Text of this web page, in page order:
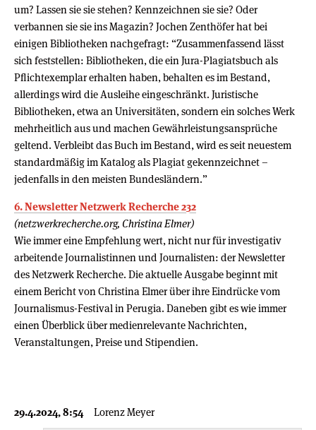
um? Lassen sie sie stehen? Kennzeichnen sie sie? Oder
verbannen sie sie ins Magazin? Jochen Zenthöfer hat bei
einigen Bibliotheken nachgefragt: “Zusammenfassend lässt
sich feststellen: Bibliotheken, die ein Jura-Plagiatsbuch als
Pflichtexemplar erhalten haben, behalten es im Bestand,
allerdings wird die Ausleihe eingeschränkt. Juristische
Bibliotheken, etwa an Universitäten, sondern ein solches Werk
mehrheitlich aus und machen Gewährleistungsansprüche
geltend. Verbleibt das Buch im Bestand, wird es seit neuestem
standardmäßig im Katalog als Plagiat gekennzeichnet –
jedenfalls in den meisten Bundesländern.”
6. Newsletter Netzwerk Recherche 232
(netzwerkrecherche.org, Christina Elmer)
Wie immer eine Empfehlung wert, nicht nur für investigativ
arbeitende Journalistinnen und Journalisten: der Newsletter
des Netzwerk Recherche. Die aktuelle Ausgabe beginnt mit
einem Bericht von Christina Elmer über ihre Eindrücke vom
Journalismus-Festival in Perugia. Daneben gibt es wie immer
einen Überblick über medienrelevante Nachrichten,
Veranstaltungen, Preise und Stipendien.
29.4.2024, 8:54 Lorenz Meyer